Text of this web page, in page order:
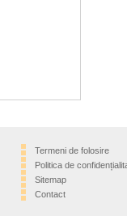
Termeni de folosire
Politica de
Sitemap
Contact